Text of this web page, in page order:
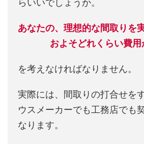
らいいでしょうか。
あなたの、理想的な間取りを
およそどれくらい費
を考えなければなりません。
実際には、間取りの打合せを
ウスメーカーでも工務店でも
なります。